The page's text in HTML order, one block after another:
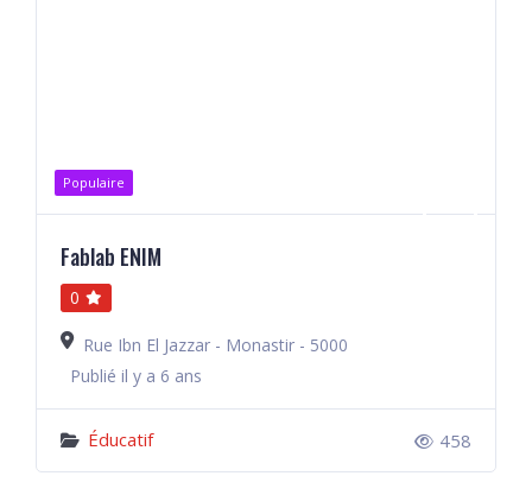
Populaire
Fablab ENIM
0
Rue Ibn El Jazzar - Monastir - 5000
Publié il y a 6 ans
Éducatif 458